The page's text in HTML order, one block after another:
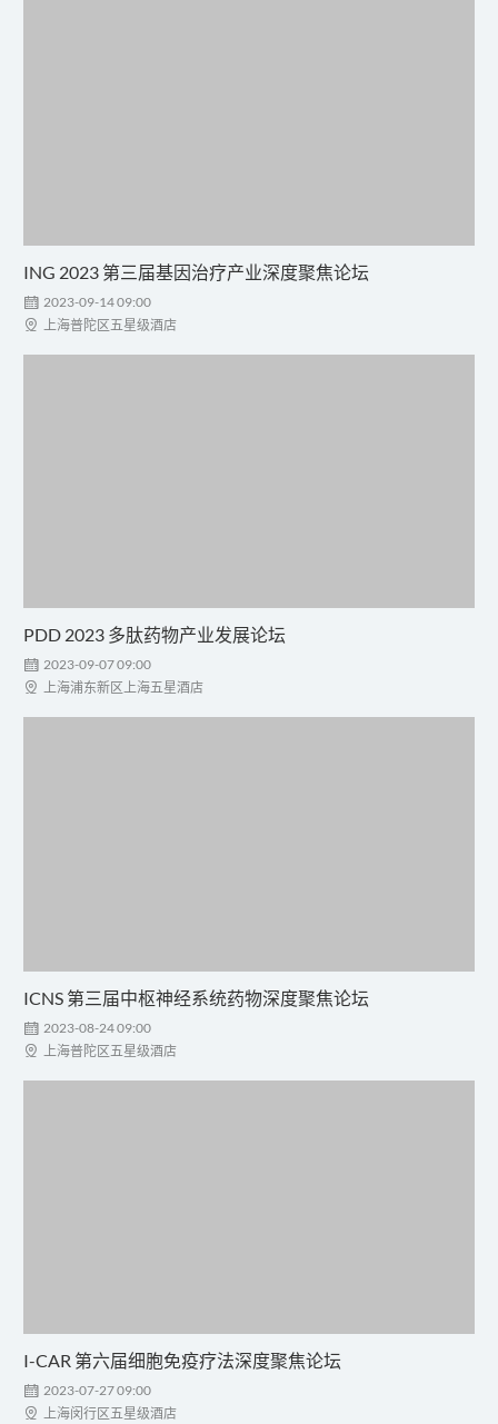
ING 2023 第三届基因治疗产业深度聚焦论坛
 2023-09-14 09:00
 上海普陀区五星级酒店
PDD 2023 多肽药物产业发展论坛
 2023-09-07 09:00
 上海浦东新区上海五星酒店
ICNS 第三届中枢神经系统药物深度聚焦论坛
 2023-08-24 09:00
 上海普陀区五星级酒店
I-CAR 第六届细胞免疫疗法深度聚焦论坛
 2023-07-27 09:00
 上海闵行区五星级酒店